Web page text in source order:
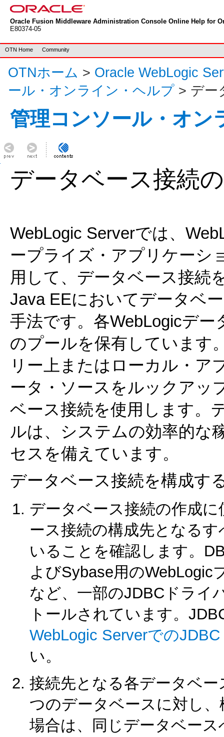
Oracle Fusion Middleware Administration Console Online Help for
E80374-05
OTN Home Community
OTNホーム > Oracle WebLogic
ール・オンライン・ヘルプ > デー
管理コンソール・オン
データベース接続
WebLogic Serverでは、
ープライズ・アプリケーシ
用して、データベース接続
Java EEにおいてデータベ
手法です。各WebLogicデ
のプールを保有しています
リー上またはローカル・ア
ータ・ソースをルックアッ
ベース接続を使用します。
ルは、システムの効率的な
セスを備えています。
データベース接続を構成す
データベース接続の作成
ース接続の構成先となる
いることを確認します。
よびSybase用のWebLogic
など、一部のJDBCドライ
トールされています。
WebLogic Serverでの
い。
接続先となる各データベ
つのデータベースに対し
場合は、同じデータベー